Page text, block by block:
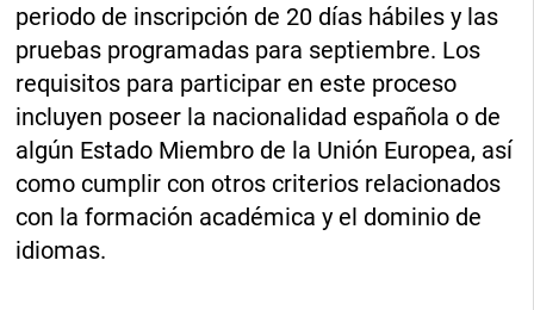
periodo de inscripción de 20 días hábiles y las
pruebas programadas para septiembre. Los
requisitos para participar en este proceso
incluyen poseer la nacionalidad española o de
algún Estado Miembro de la Unión Europea, así
como cumplir con otros criterios relacionados
con la formación académica y el dominio de
idiomas.